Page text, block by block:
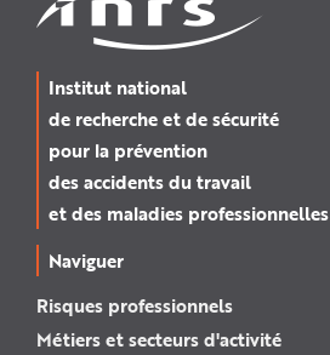
Institut national
de recherche et de sécurité
pour la prévention
des accidents du travail
et des maladies professionnelles
Naviguer
Risques professionnels
Métiers et secteurs d'activité